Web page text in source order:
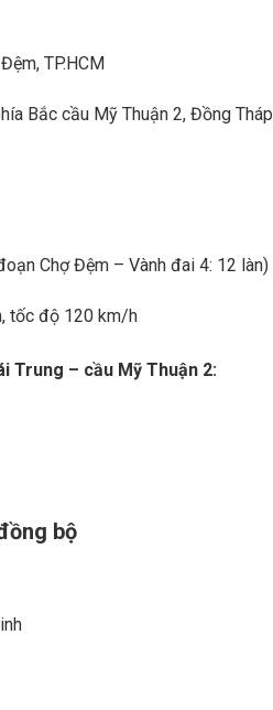
TP.HCM
Bắc cầu Mỹ Thuận 2, Đồng Tháp
Chợ Đệm – Vành đai 4: 12 làn)
tốc độ 120 km/h
Trung – cầu Mỹ Thuận 2:
bộ